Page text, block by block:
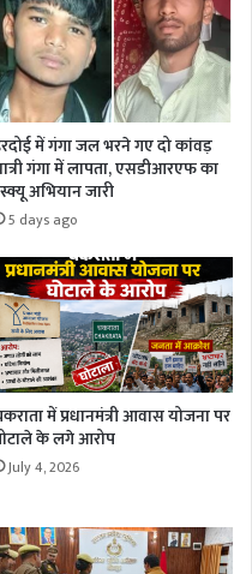
में गंगा जल भरने गए दो कांवड़
गंगा में लापता, एसडीआरएफ का
अभियान जारी
5 days ago
में प्रधानमंत्री आवास योजना पर
के लगे आरोप
July 4, 2026